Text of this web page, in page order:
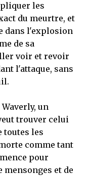
les
du meurtre, et
dans l'explosion
de sa
voir et revoir
l'attaque, sans
un
trouver celui
toutes les
comme tant
pour
et de